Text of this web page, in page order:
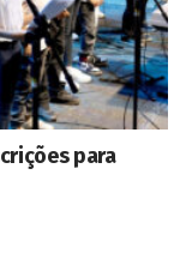
para